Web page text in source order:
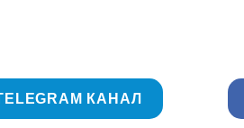
КАНАЛ